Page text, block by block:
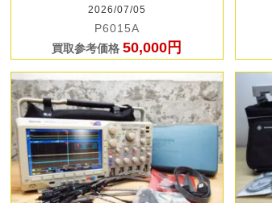
2026/07/05
P6015A
買取参考価格50,000円